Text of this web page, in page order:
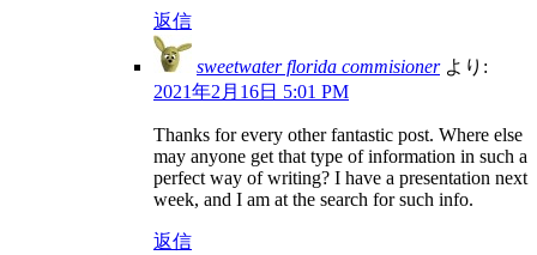
返信
sweetwater florida commisioner より:
2021年2月16日 5:01 PM
Thanks for every other fantastic post. Where else
may anyone get that type of information in such a
perfect way of writing? I have a presentation next
week, and I am at the search for such info.
返信